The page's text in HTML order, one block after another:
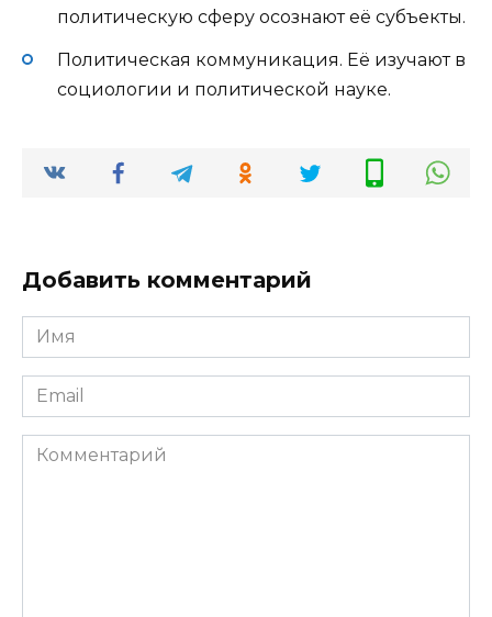
политическую сферу осознают её субъекты.
Политическая коммуникация. Её изучают в
социологии и политической науке.
Добавить комментарий
Имя
*
Email
*
Комментарий